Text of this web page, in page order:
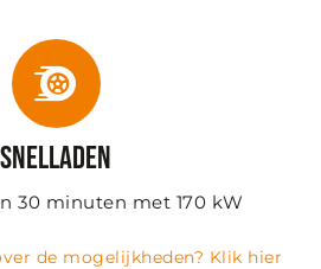
Snelladen
30 minuten met 170 kW
de mogelijkheden? Klik hier